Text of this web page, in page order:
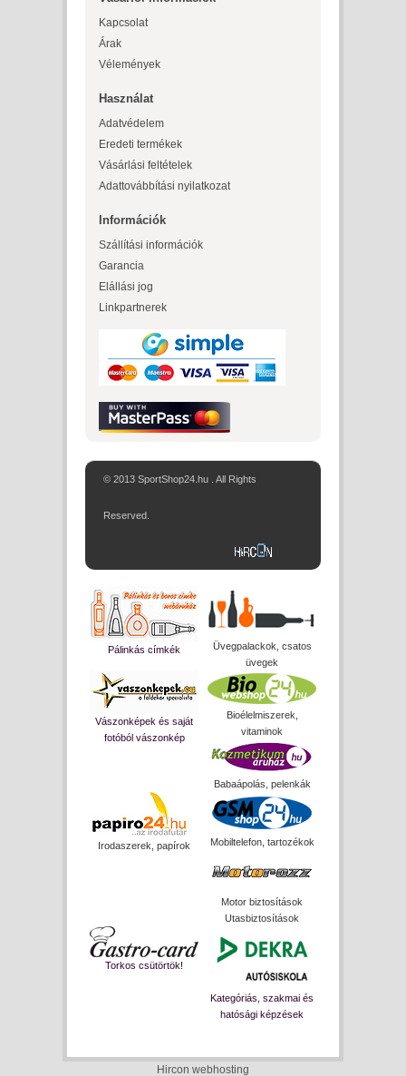
Kapcsolat
Árak
Vélemények
Használat
Adatvédelem
Eredeti termékek
Vásárlási feltételek
Adattovábbítási nyilatkozat
Információk
Szállítási információk
Garancia
Elállási jog
Linkpartnerek
© 2013 SportShop24.hu . All Rights
Reserved.
Pálinkás címkék
Üvegpalackok, csatos
üvegek
Vászonképek és saját
fotóból vászonkép
Bioélelmiszerek,
vitaminok
Babaápolás, pelenkák
Irodaszerek, papírok Mobiltelefon, tartozékok
Motor biztosítások
Utasbiztosítások
Torkos csütörtök!
Kategóriás, szakmai és
hatósági képzések
Hircon webhosting